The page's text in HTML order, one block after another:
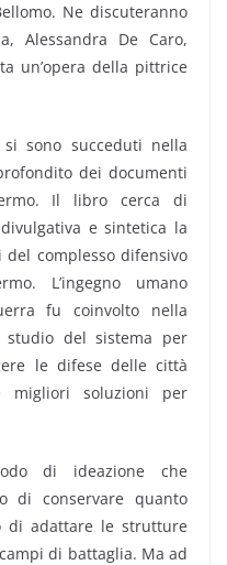
Ne discuteranno
Alessandra De Caro,
un’opera della pittrice
sono succeduti nella
dei documenti
Il libro cerca di
e sintetica la
complesso difensivo
L’ingegno umano
fu coinvolto nella
studio del sistema per
le difese delle città
soluzioni per
di ideazione che
di conservare quanto
di adattare le strutture
di battaglia. Ma ad